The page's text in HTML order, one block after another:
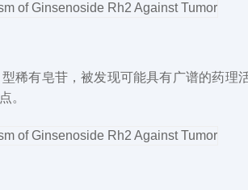
稀有皂苷，被发现可能具有广谱的药
。